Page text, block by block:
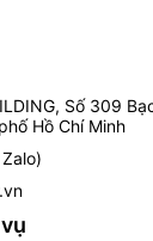
Số 309
Hồ Chí Minh